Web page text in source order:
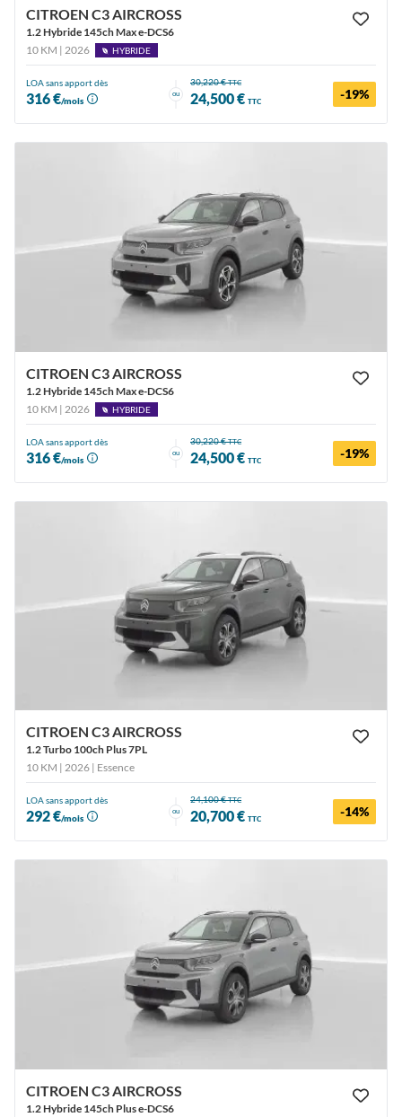
CITROEN C3 AIRCROSS
1.2 Hybride 145ch Max e-DCS6
10 KM | 2026
HYBRIDE
LOA sans apport dès
316 €/mois
ou
30,220 €TTC
24,500 € TTC -19%
CITROEN C3 AIRCROSS
1.2 Hybride 145ch Max e-DCS6
10 KM | 2026
HYBRIDE
LOA sans apport dès
316 €/mois
ou
30,220 €TTC
24,500 € TTC -19%
CITROEN C3 AIRCROSS
1.2 Turbo 100ch Plus 7PL
10 KM | 2026 | Essence
LOA sans apport dès
292 €/mois
ou
24,100 €TTC
20,700 € TTC -14%
CITROEN C3 AIRCROSS
1.2 Hybride 145ch Plus e-DCS6